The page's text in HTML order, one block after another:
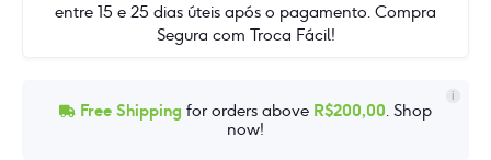
Nuvens
entre 15 e 25 dias úteis após o pagamento. Compra
Segura com Troca Fácil!
Free Shipping for orders above R$200,00. Shop
now!
i